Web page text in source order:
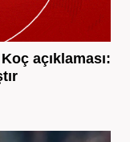
açıklaması: